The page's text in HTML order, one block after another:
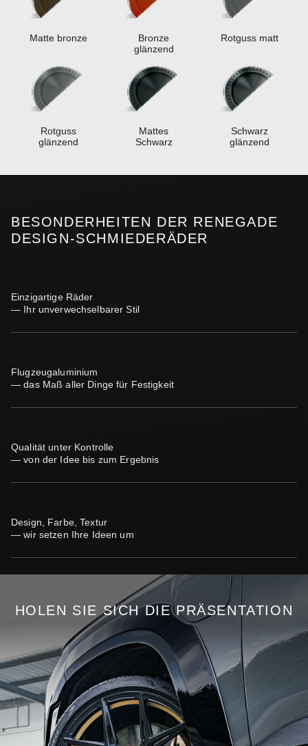
Matte bronze
Bronze
glänzend
Rotguss matt
Rotguss
glänzend
Mattes
Schwarz
Schwarz
glänzend
BESONDERHEITEN DER RENEGADE
DESIGN-SCHMIEDERÄDER
Einzigartige Räder
— Ihr unverwechselbarer Stil
Flugzeugaluminium
— das Maß aller Dinge für Festigkeit
Qualität unter Kontrolle
— von der Idee bis zum Ergebnis
Design, Farbe, Textur
— wir setzen Ihre Ideen um
HOLEN SIE SICH DIE PRÄSENTATION